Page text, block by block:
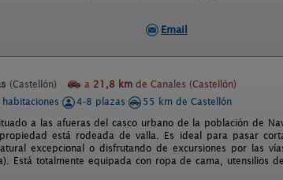
Email
(Castellón) a 21,8 km de Canales (Castellón)
4-8 plazas
55 km de Castellón
a las afueras del casco urbano de la población de
está rodeada de valla. Es ideal para pasar
excepcional o disfrutando de excursiones por las
Está totalmente equipada con ropa de cama, utensilios